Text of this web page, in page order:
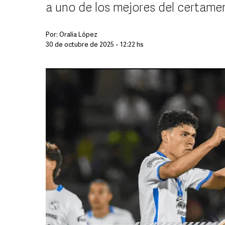
a uno de los mejores del
Por: Oralia López
30 de octubre de 2025 - 12:22 hs